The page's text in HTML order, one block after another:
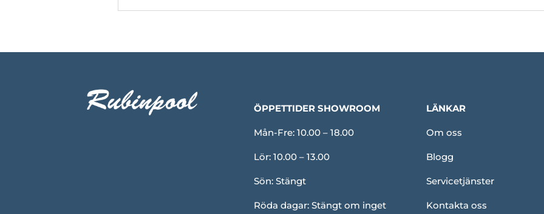
ÖPPETTIDER SHOWROOM
Mån-Fre: 10.00 – 18.00
Lör: 10.00 – 13.00
Sön: Stängt
Röda dagar: Stängt om inget
LÄNKAR
Om oss
Blogg
Servicetjänster
Kontakta oss